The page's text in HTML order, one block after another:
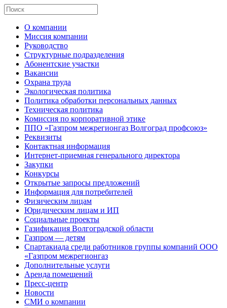
О компании
Миссия компании
Руководство
Структурные подразделения
Абонентские участки
Вакансии
Охрана труда
Экологическая политика
Политика обработки персональных данных
Техническая политика
Комиссия по корпоративной этике
ППО «Газпром межрегионгаз Волгоград профсоюз»
Реквизиты
Контактная информация
Интернет-приемная генерального директора
Закупки
Конкурсы
Открытые запросы предложений
Информация для потребителей
Физическим лицам
Юридическим лицам и ИП
Социальные проекты
Газификация Волгоградской области
Газпром — детям
Спартакиада среди работников группы компаний ООО
«Газпром межрегионгаз
Дополнительные услуги
Аренда помещений
Пресс-центр
Новости
СМИ о компании